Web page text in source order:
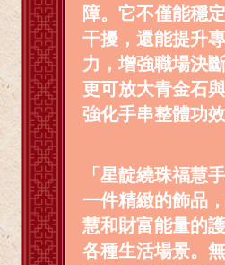
障。它不僅能穩
干擾，還能提升
力，增強職場決
更可放大青金石
強化手串整體功效
「星靛繞珠福慧
一件精緻的飾品
慧和財富能量的
各種生活場景。